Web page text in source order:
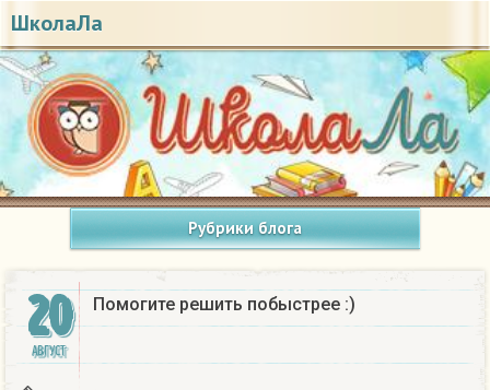
ШколаЛа
Рубрики блога
20
АВГУСТ
Помогите решить побыстрее :)